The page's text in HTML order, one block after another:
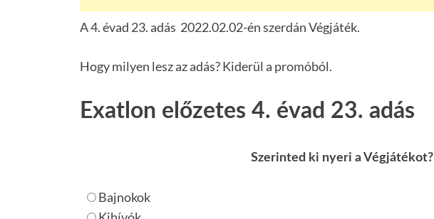
A 4. évad 23. adás 2022.02.02-én szerdán Végjáték.
Hogy milyen lesz az adás? Kiderül a promóból.
Exatlon előzetes 4. évad 23. adás
Szerinted ki nyeri a Végjátékot?
Bajnokok